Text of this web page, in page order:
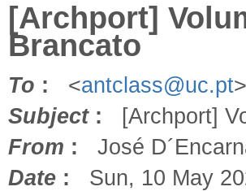
[Archport]
Brancato
To : <antclass@uc.pt
Subject: [Archport]
From : José
Date : Sun, 10 May